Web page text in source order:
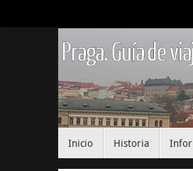
al
Praga. Guía de
Inicio Historia